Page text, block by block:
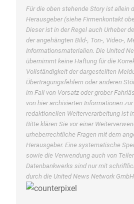
Für die oben stehende Story ist allein
Herausgeber (siehe Firmenkontakt
Dieser ist in der Regel auch Urheber
der angehängten Bild-, Ton-, Video-,
Informationsmaterialien. Die United
übernimmt keine Haftung für die
Vollständigkeit der dargestellten
Übertragungsfehlern oder anderen
im Fall von Vorsatz oder grober
von hier archivierten Informationen
redaktionellen Weiterverarbeitung ist
Bitte klären Sie vor einer
urheberrechtliche Fragen mit dem
Herausgeber. Eine systematische
sowie die Verwendung auch von
Datenbankwerks sind nur mit
durch die United News Network